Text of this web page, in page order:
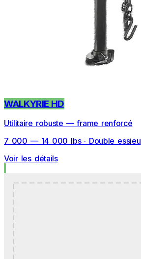
WALKYRIE HD
Utilitaire robuste — frame renforcé
7 000 — 14 000 lbs · Double essieu
Voir les détails